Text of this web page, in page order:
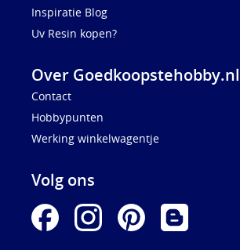
Inspiratie Blog
Uv Resin kopen?
Over Goedkoopstehobby.nl
Contact
Hobbypunten
Werking winkelwagentje
Volg ons